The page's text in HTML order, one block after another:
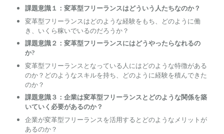
課題意識１：変革型フリーランスはどういう人たちなのか？
変革型フリーランスはどのような経験をもち、どのように働
き、いくら稼いでいるのだろうか？
課題意識２：変革型フリーランスにはどうやったらなれるの
か?
変革型フリーランスとなっている人にはどのような特徴がある
のか？どのようなスキルを持ち、どのように経験を積んできた
のか？
課題意識３： 企業は変革型フリーランスとどのような関係を築
いていく必要があるのか？
企業が変革型フリーランスを活用するとどのようなメリットが
あるのか？